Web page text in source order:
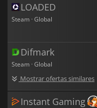
LOADED
Steam · Global
Difmark
Steam · Global
Mostrar ofertas similares
Instant Gaming